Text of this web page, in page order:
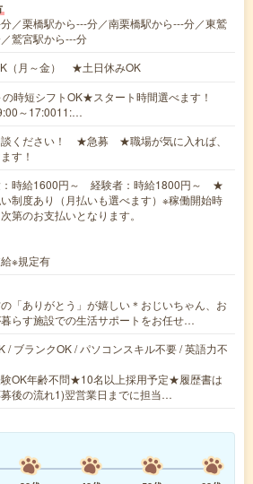
／栗橋駅から---分／南栗橋駅から---分／東鷲
鷲宮駅から---分
（月～金） ★土日休みOK
時短シフトOK★スタート時間選べます！
～17:0011:…
談ください！ ★急募 ★職場が気に入れば、
す！
：時給1600円～ 経験者：時給1800円～ ★
制度あり（月払いも選べます）※稼働開始時
第のお支払いとなります。
※規定有
「ありがとう」が嬉しい＊おじいちゃん、お
らす施設での生活サポートをお任せ…
/ ブランクOK / パソコンスキル不要 / 英語力不
OK年齢不問★10名以上採用予定★履歴書は
後の流れ1)翌営業日までに担当…